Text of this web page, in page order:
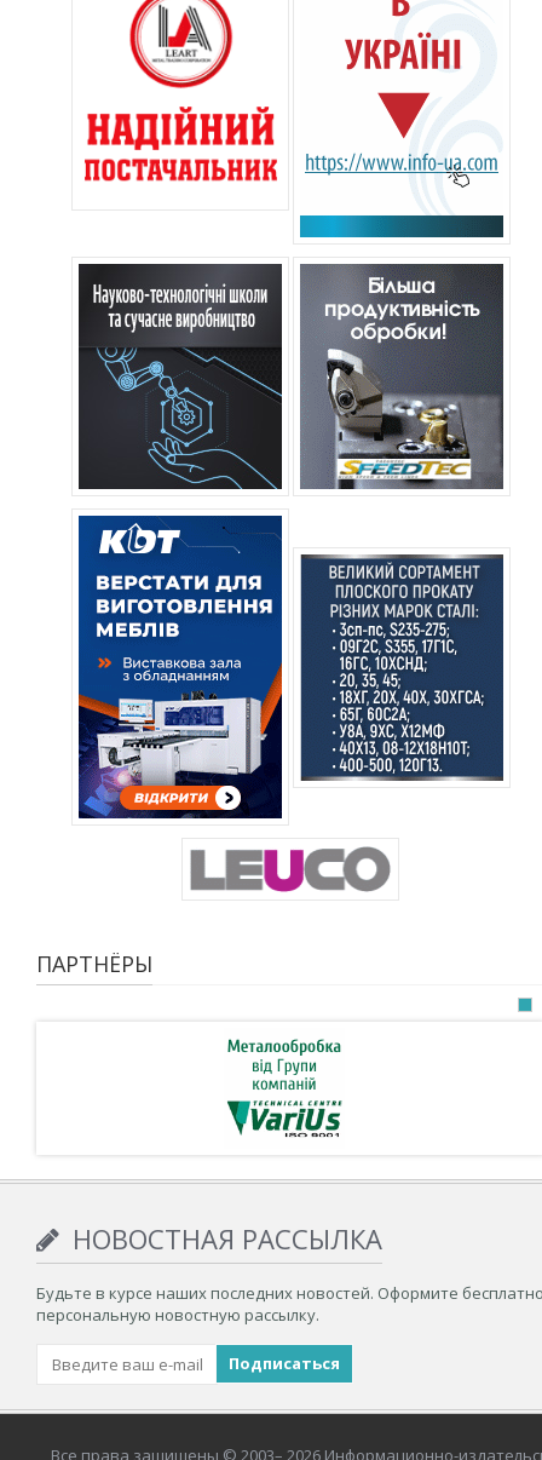
ПАРТНЁРЫ
НОВОСТНАЯ РАССЫЛКА
Будьте в курсе наших последних новостей. Оформите
персональную новостную рассылку.
Все права защищены © 2003– 2026 Информационно-